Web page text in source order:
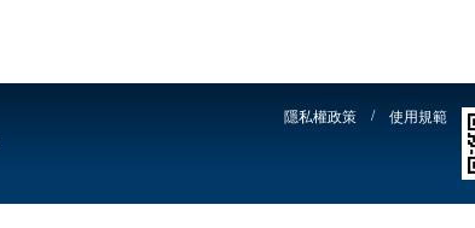
使用規範
/
隱私權政策